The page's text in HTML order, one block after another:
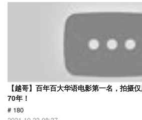
【越哥】百年百大华语电影第一名，拍摄
70年！
# 180